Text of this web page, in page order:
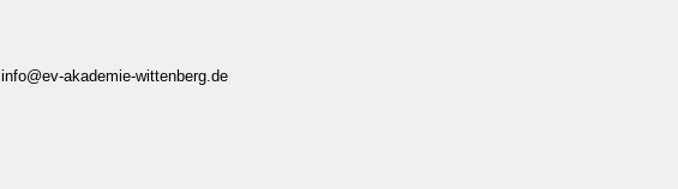
info@ev-akademie-wittenberg.de